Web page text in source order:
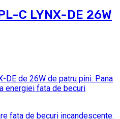
C LYNX-DE 26W
DE de 26W de patru pini. Pana
energiei fata de becuri
fata de becuri incandescente.